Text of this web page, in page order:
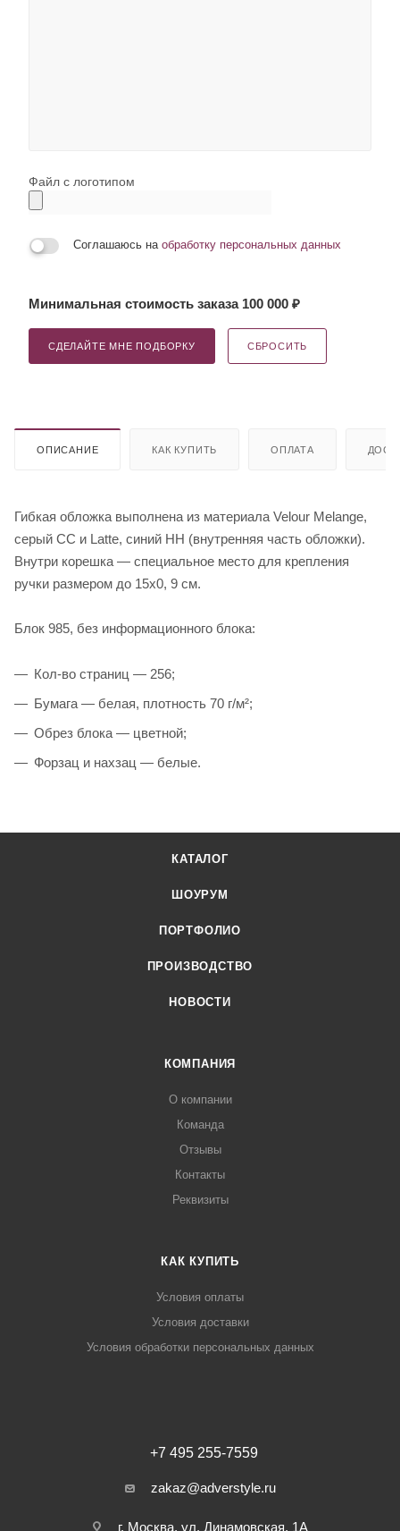
Файл с логотипом
Соглашаюсь на обработку персональных данных
Минимальная стоимость заказа 100 000 ₽
СДЕЛАЙТЕ МНЕ ПОДБОРКУ СБРОСИТЬ
ОПИСАНИЕ КАК КУПИТЬ ОПЛАТА
Гибкая обложка выполнена из материала Velour Melange,
серый СС и Latte, синий НН (внутренняя часть обложки).
Внутри корешка — специальное место для крепления
ручки размером до 15х0, 9 см.
Блок 985, без информационного блока:
Кол-во страниц — 256;
Бумага — белая, плотность 70 г/м²;
Обрез блока — цветной;
Форзац и нахзац — белые.
КАТАЛОГ
ШОУРУМ
ПОРТФОЛИО
ПРОИЗВОДСТВО
НОВОСТИ
КОМПАНИЯ
О компании
Команда
Отзывы
Контакты
Реквизиты
КАК КУПИТЬ
Условия оплаты
Условия доставки
Условия обработки персональных данных
+7 495 255-7559
zakaz@adverstyle.ru
г. Москва, ул. Динамовская, 1А